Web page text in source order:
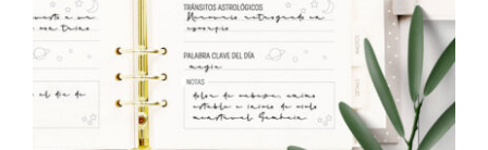
CONTACTO